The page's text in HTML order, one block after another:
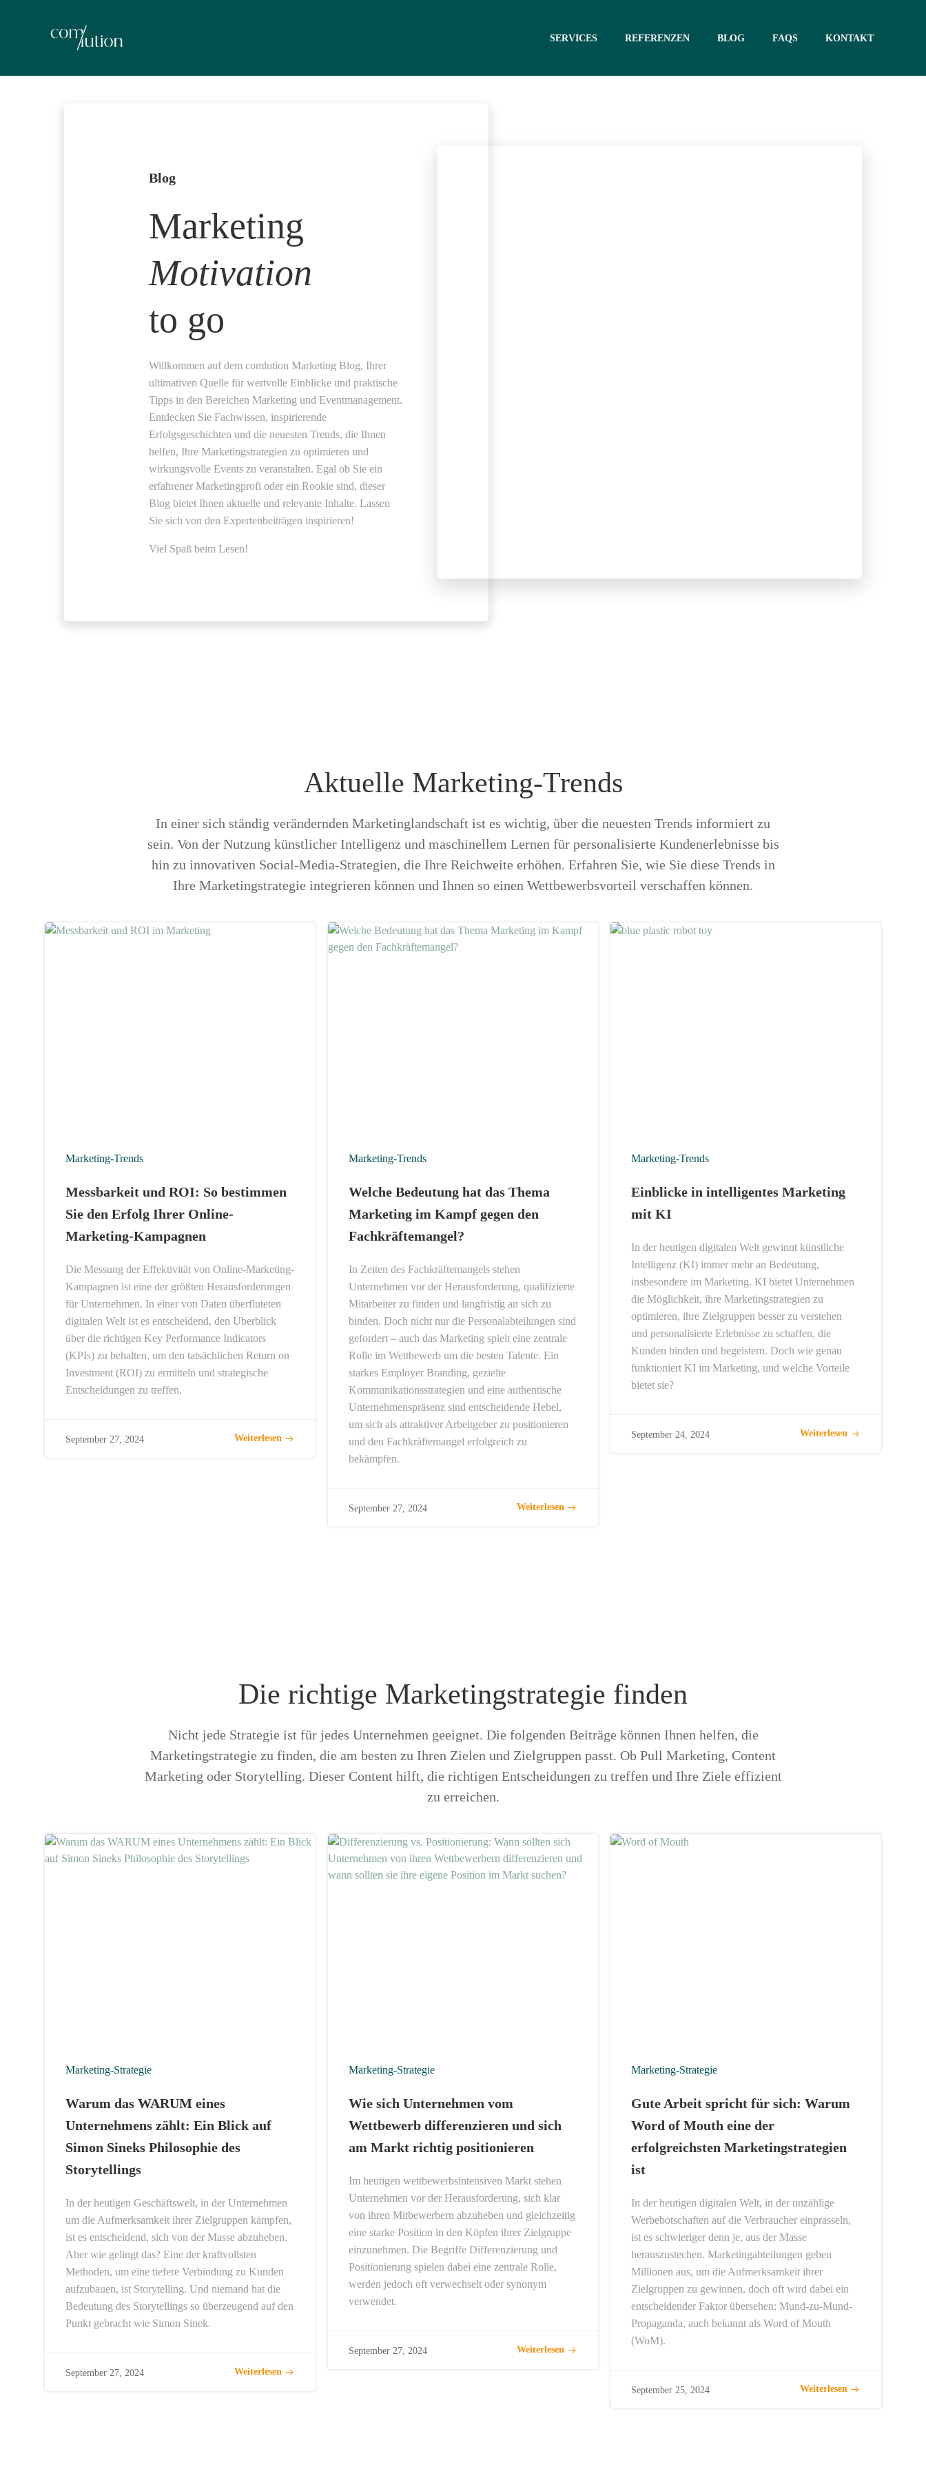
SERVICES REFERENZEN BLOG FAQS KONTAKT
Blog
Marketing
Motivation
to go
Willkommen auf dem comlution Marketing Blog, Ihrer
ultimativen Quelle für wertvolle Einblicke und praktische
Tipps in den Bereichen Marketing und Eventmanagement.
Entdecken Sie Fachwissen, inspirierende
Erfolgsgeschichten und die neuesten Trends, die Ihnen
helfen, Ihre Marketingstrategien zu optimieren und
wirkungsvolle Events zu veranstalten. Egal ob Sie ein
erfahrener Marketingprofi oder ein Rookie sind, dieser
Blog bietet Ihnen aktuelle und relevante Inhalte. Lassen
Sie sich von den Expertenbeiträgen inspirieren!
Viel Spaß beim Lesen!
Aktuelle Marketing-Trends
In einer sich ständig verändernden Marketinglandschaft ist es wichtig, über die neuesten Trends informiert zu
sein. Von der Nutzung künstlicher Intelligenz und maschinellem Lernen für personalisierte Kundenerlebnisse bis
hin zu innovativen Social-Media-Strategien, die Ihre Reichweite erhöhen. Erfahren Sie, wie Sie diese Trends in
Ihre Marketingstrategie integrieren können und Ihnen so einen Wettbewerbsvorteil verschaffen können.
Marketing-Trends
Messbarkeit und ROI: So bestimmen
Sie den Erfolg Ihrer Online-
Marketing-Kampagnen
Die Messung der Effektivität von Online-Marketing-
Kampagnen ist eine der größten Herausforderungen
für Unternehmen. In einer von Daten überfluteten
digitalen Welt ist es entscheidend, den Überblick
über die richtigen Key Performance Indicators
(KPIs) zu behalten, um den tatsächlichen Return on
Investment (ROI) zu ermitteln und strategische
Entscheidungen zu treffen.
September 27, 2024 Weiterlesen
Marketing-Trends
Welche Bedeutung hat das Thema
Marketing im Kampf gegen den
Fachkräftemangel?
In Zeiten des Fachkräftemangels stehen
Unternehmen vor der Herausforderung, qualifizierte
Mitarbeiter zu finden und langfristig an sich zu
binden. Doch nicht nur die Personalabteilungen sind
gefordert – auch das Marketing spielt eine zentrale
Rolle im Wettbewerb um die besten Talente. Ein
starkes Employer Branding, gezielte
Kommunikationsstrategien und eine authentische
Unternehmenspräsenz sind entscheidende Hebel,
um sich als attraktiver Arbeitgeber zu positionieren
und den Fachkräftemangel erfolgreich zu
bekämpfen.
September 27, 2024 Weiterlesen
Marketing-Trends
Einblicke in intelligentes Marketing
mit KI
In der heutigen digitalen Welt gewinnt künstliche
Intelligenz (KI) immer mehr an Bedeutung,
insbesondere im Marketing. KI bietet Unternehmen
die Möglichkeit, ihre Marketingstrategien zu
optimieren, ihre Zielgruppen besser zu verstehen
und personalisierte Erlebnisse zu schaffen, die
Kunden binden und begeistern. Doch wie genau
funktioniert KI im Marketing, und welche Vorteile
bietet sie?
September 24, 2024 Weiterlesen
Die richtige Marketingstrategie finden
Nicht jede Strategie ist für jedes Unternehmen geeignet. Die folgenden Beiträge können Ihnen helfen, die
Marketingstrategie zu finden, die am besten zu Ihren Zielen und Zielgruppen passt. Ob Pull Marketing, Content
Marketing oder Storytelling. Dieser Content hilft, die richtigen Entscheidungen zu treffen und Ihre Ziele effizient
zu erreichen.
Marketing-Strategie
Warum das WARUM eines
Unternehmens zählt: Ein Blick auf
Simon Sineks Philosophie des
Storytellings
In der heutigen Geschäftswelt, in der Unternehmen
um die Aufmerksamkeit ihrer Zielgruppen kämpfen,
ist es entscheidend, sich von der Masse abzuheben.
Aber wie gelingt das? Eine der kraftvollsten
Methoden, um eine tiefere Verbindung zu Kunden
aufzubauen, ist Storytelling. Und niemand hat die
Bedeutung des Storytellings so überzeugend auf den
Punkt gebracht wie Simon Sinek.
September 27, 2024 Weiterlesen
Marketing-Strategie
Wie sich Unternehmen vom
Wettbewerb differenzieren und sich
am Markt richtig positionieren
Im heutigen wettbewerbsintensiven Markt stehen
Unternehmen vor der Herausforderung, sich klar
von ihren Mitbewerbern abzuheben und gleichzeitig
eine starke Position in den Köpfen ihrer Zielgruppe
einzunehmen. Die Begriffe Differenzierung und
Positionierung spielen dabei eine zentrale Rolle,
werden jedoch oft verwechselt oder synonym
verwendet.
September 27, 2024 Weiterlesen
Marketing-Strategie
Gute Arbeit spricht für sich: Warum
Word of Mouth eine der
erfolgreichsten Marketingstrategien
ist
In der heutigen digitalen Welt, in der unzählige
Werbebotschaften auf die Verbraucher einprasseln,
ist es schwieriger denn je, aus der Masse
herauszustechen. Marketingabteilungen geben
Millionen aus, um die Aufmerksamkeit ihrer
Zielgruppen zu gewinnen, doch oft wird dabei ein
entscheidender Faktor übersehen: Mund-zu-Mund-
Propaganda, auch bekannt als Word of Mouth
(WoM).
September 25, 2024 Weiterlesen